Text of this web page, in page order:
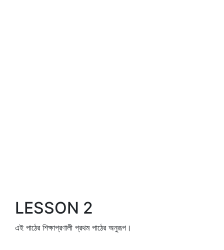
LESSON 2
এই পাঠের শিক্ষাপ্রণালী প্রথম পাঠের অনুরূপ।